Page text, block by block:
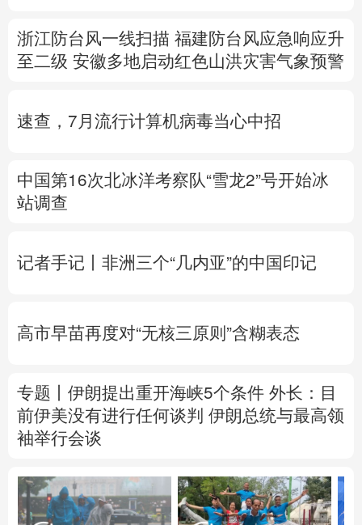
浙江防台风一线扫描 福建防台风应急响应升
至二级 安徽多地启动红色山洪灾害气象预警
速查，7月流行计算机病毒当心中招
中国第16次北冰洋考察队“雪龙2”号开始冰
站调查
记者手记丨非洲三个“几内亚”的中国印记
高市早苗再度对“无核三原则”含糊表态
专题丨 伊朗提出重开海峡5个条件 外长：目
前伊美没有进行任何谈判 伊朗总统与最高领
袖举行会谈